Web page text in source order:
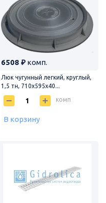
6508 ₽ комп.
Люк чугунный легкий, круглый,
1,5 тн, 710х595х40...
комп
В корзину